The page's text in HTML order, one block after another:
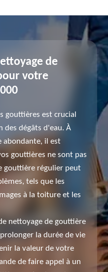
de
votre
gouttières est crucial
des dégâts d'eau. À
abondante, il est
gouttières ne sont pas
gouttière régulier peut
tels que les
à la toiture et les
nettoyage de gouttière
la durée de vie
la valeur de votre
de faire appel à un